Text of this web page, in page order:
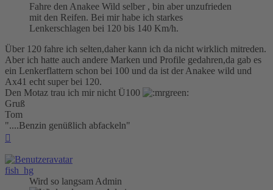
Fahre den Anakee Wild selber , bin aber unzufrieden
mit den Reifen. Bei mir habe ich starkes
Lenkerschlagen bei 120 bis 140 Km/h.
Über 120 fahre ich selten,daher kann ich da nicht wirklich mitreden.
Aber ich hatte auch andere Marken und Profile gedahren,da gab es
ein Lenkerflattern schon bei 100 und da ist der Anakee wild und
Ax41 echt super bei 120.
Den Motaz trau ich mir nicht Ü100
Gruß
Tom
"....Benzin genüßlich abfackeln"
fish_hg
Wird so langsam Admin